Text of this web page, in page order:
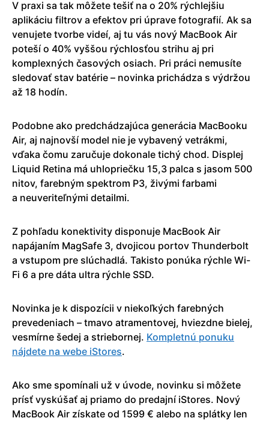
V praxi sa tak môžete tešiť na o 20% rýchlejšiu
aplikáciu filtrov a efektov pri úprave fotografií. Ak sa
venujete tvorbe videí, aj tu vás nový MacBook Air
poteší o 40% vyššou rýchlosťou strihu aj pri
komplexných časových osiach. Pri práci nemusíte
sledovať stav batérie – novinka prichádza s výdržou
až 18 hodín.
Podobne ako predchádzajúca generácia MacBooku
Air, aj najnovší model nie je vybavený vetrákmi,
vďaka čomu zaručuje dokonale tichý chod. Displej
Liquid Retina má uhlopriečku 15,3 palca s jasom 500
nitov, farebným spektrom P3, živými farbami
a neuveriteľnými detailmi.
Z pohľadu konektivity disponuje MacBook Air
napájaním MagSafe 3, dvojicou portov Thunderbolt
a vstupom pre slúchadlá. Takisto ponúka rýchle Wi-
Fi 6 a pre dáta ultra rýchle SSD.
Novinka je k dispozícii v niekoľkých farebných
prevedeniach – tmavo atramentovej, hviezdne bielej,
vesmírne šedej a striebornej. Kompletnú ponuku
nájdete na webe iStores.
Ako sme spomínali už v úvode, novinku si môžete
prísť vyskúšať aj priamo do predajní iStores. Nový
MacBook Air získate od 1599 € alebo na splátky len